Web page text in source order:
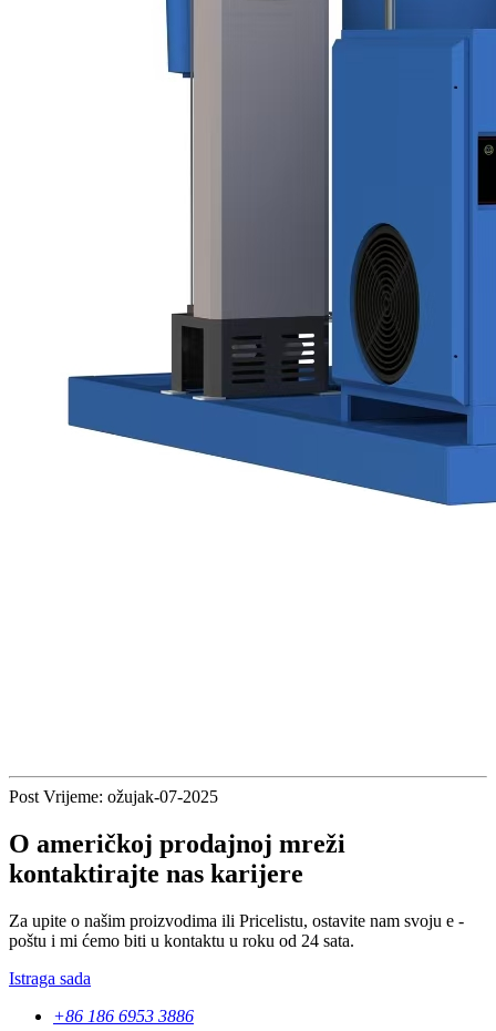
Post Vrijeme: ožujak-07-2025
O američkoj prodajnoj mreži
kontaktirajte nas karijere
Za upite o našim proizvodima ili Pricelistu, ostavite nam svoju e -
poštu i mi ćemo biti u kontaktu u roku od 24 sata.
Istraga sada
+86 186 6953 3886